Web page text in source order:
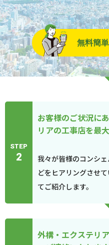
無料簡
STEP
2
お客様のご状況に
リアの工事店を最
我々が皆様のコンシ
どをヒアリングさせ
てご紹介します。
外構・エクステリ